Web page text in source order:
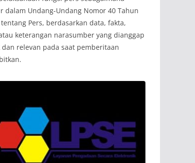
dalam Undang-Undang Nomor 40 Tahun
tentang Pers, berdasarkan data, fakta,
keterangan narasumber yang dianggap
dan relevan pada saat pemberitaan